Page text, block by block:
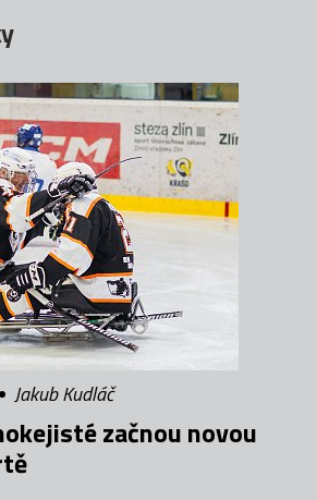
Jakub Kudláč
začnou novou